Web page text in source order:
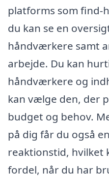
platforms som find-
du kan se en
håndværkere samt
arbejde. Du kan
håndværkere og
kan vælge den, der
budget og behov.
på dig får du også
reaktionstid, hvilket
fordel, når du har